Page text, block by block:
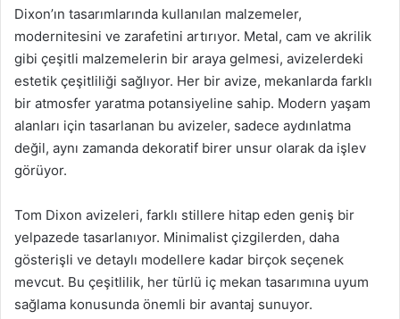
Dixon’ın tasarımlarında kullanılan malzemeler,
modernitesini ve zarafetini artırıyor. Metal, cam ve akrilik
gibi çeşitli malzemelerin bir araya gelmesi, avizelerdeki
estetik çeşitliliği sağlıyor. Her bir avize, mekanlarda farklı
bir atmosfer yaratma potansiyeline sahip. Modern yaşam
alanları için tasarlanan bu avizeler, sadece aydınlatma
değil, aynı zamanda dekoratif birer unsur olarak da işlev
görüyor.
Tom Dixon avizeleri, farklı stillere hitap eden geniş bir
yelpazede tasarlanıyor. Minimalist çizgilerden, daha
gösterişli ve detaylı modellere kadar birçok seçenek
mevcut. Bu çeşitlilik, her türlü iç mekan tasarımına uyum
sağlama konusunda önemli bir avantaj sunuyor.